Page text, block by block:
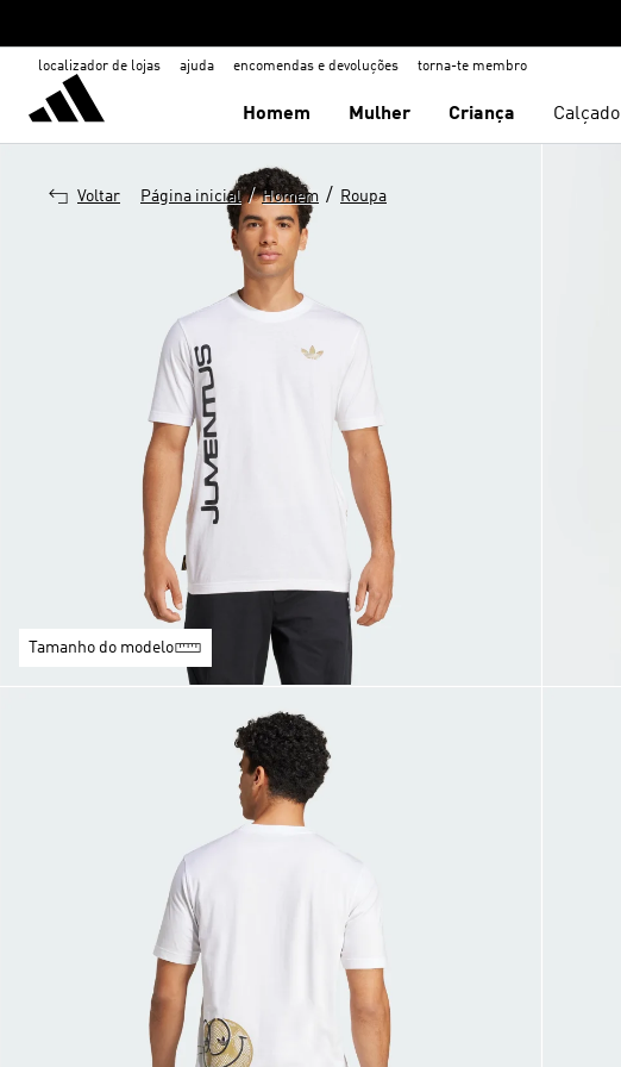
localizador de lojas ajuda encomendas e devoluções torna-te membro
Homem Mulher Criança Calçado
Voltar Página inicial / Homem / Roupa
Tamanho do modelo